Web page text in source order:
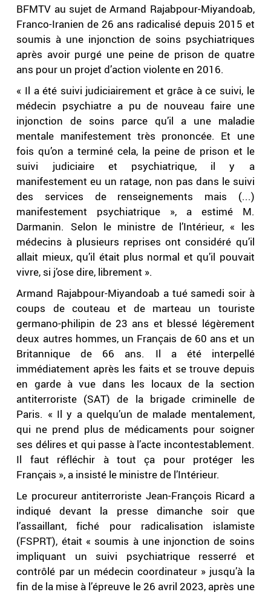
BFMTV au sujet de Armand Rajabpour-Miyandoab,
Franco-Iranien de 26 ans radicalisé depuis 2015 et
soumis à une injonction de soins psychiatriques
après avoir purgé une peine de prison de quatre
ans pour un projet d’action violente en 2016.
« Il a été suivi judiciairement et grâce à ce suivi, le
médecin psychiatre a pu de nouveau faire une
injonction de soins parce qu’il a une maladie
mentale manifestement très prononcée. Et une
fois qu’on a terminé cela, la peine de prison et le
suivi judiciaire et psychiatrique, il y a
manifestement eu un ratage, non pas dans le suivi
des services de renseignements mais (...)
manifestement psychiatrique », a estimé M.
Darmanin. Selon le ministre de l’Intérieur, « les
médecins à plusieurs reprises ont considéré qu’il
allait mieux, qu’il était plus normal et qu’il pouvait
vivre, si j’ose dire, librement ».
Armand Rajabpour-Miyandoab a tué samedi soir à
coups de couteau et de marteau un touriste
germano-philipin de 23 ans et blessé légèrement
deux autres hommes, un Français de 60 ans et un
Britannique de 66 ans. Il a été interpellé
immédiatement après les faits et se trouve depuis
en garde à vue dans les locaux de la section
antiterroriste (SAT) de la brigade criminelle de
Paris. « Il y a quelqu’un de malade mentalement,
qui ne prend plus de médicaments pour soigner
ses délires et qui passe à l’acte incontestablement.
Il faut réfléchir à tout ça pour protéger les
Français », a insisté le ministre de l’Intérieur.
Le procureur antiterroriste Jean-François Ricard a
indiqué devant la presse dimanche soir que
l’assaillant, fiché pour radicalisation islamiste
(FSPRT), était « soumis à une injonction de soins
impliquant un suivi psychiatrique resserré et
contrôlé par un médecin coordinateur » jusqu’à la
fin de la mise à l’épreuve le 26 avril 2023, après une